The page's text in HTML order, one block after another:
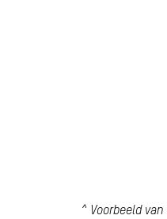
^ Voorbeeld